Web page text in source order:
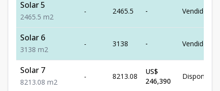
Solar 5
2465.5 m2
- 2465.5 - Vendido
Solar 6
3138 m2
- 3138 - Vendido
Solar 7
8213.08 m2
- 8213.08
US$
246,390
Disponible